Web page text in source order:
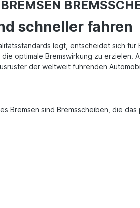
schneller fahren
legt, entscheidet sich
optimale Bremswirkung zu erzielen.
der weltweit führenden
Bremsen sind Bremsscheiben, die